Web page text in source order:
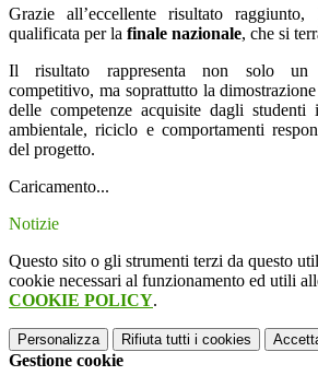
Grazie all’eccellente risultato
qualificata per la finale nazionale, che si
Il risultato rappresenta non solo un
competitivo, ma soprattutto la
delle competenze acquisite dagli
ambientale, riciclo e comportamenti
del progetto.
Caricamento...
Notizie
Questo sito o gli strumenti terzi da questo
cookie necessari al funzionamento ed utili
COOKIE POLICY.
Personalizza Rifiuta tutti i cookies
Gestione cookie